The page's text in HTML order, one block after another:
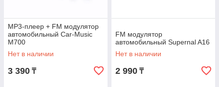
MP3-плеер + FM модулятор
автомобильный Car-Music
M700
Нет в наличии
3 390 ₸
FM модулятор
автомобильный Supernal A16
Нет в наличии
2 990 ₸